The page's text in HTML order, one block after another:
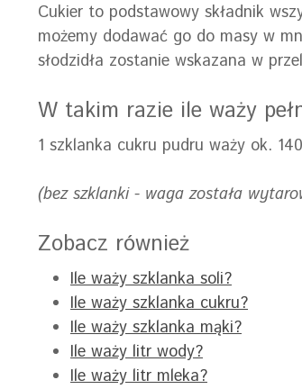
Cukier to podstawowy składnik
możemy dodawać go do masy w
słodzidła zostanie wskazana w
W takim razie ile waży
1 szklanka cukru pudru waży ok.
(bez szklanki - waga została
Zobacz również
Ile waży szklanka soli?
Ile waży szklanka cukru?
Ile waży szklanka mąki?
Ile waży litr wody?
Ile waży litr mleka?